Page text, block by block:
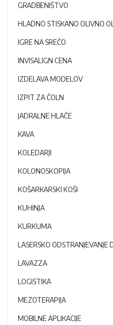
GRADBENIŠTVO
HLADNO STISKANO OLIVNO
IGRE NA SREČO
INVISALIGN CENA
IZDELAVA MODELOV
IZPIT ZA ČOLN
JADRALNE HLAČE
KAVA
KOLEDARJI
KOLONOSKOPIJA
KOŠARKARSKI KOŠI
KUHINJA
KURKUMA
LASERSKO ODSTRANJEVANJE
LAVAZZA
LOGISTIKA
MEZOTERAPIJA
MOBILNE APLIKACIJE